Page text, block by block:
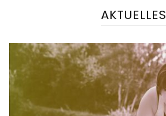
AKTUELLES